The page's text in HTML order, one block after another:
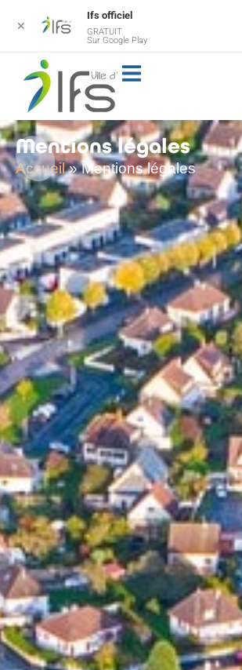
principal
Mentions légales
Accueil»Mentions légales
✕
Ifs officiel
GRATUIT
Sur Google Play